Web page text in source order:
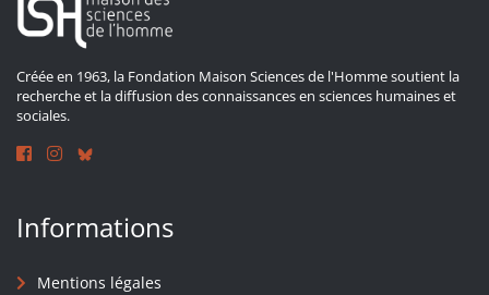
Créée en 1963, la Fondation Maison Sciences de l'Homme soutient la
recherche et la diffusion des connaissances en sciences humaines et
sociales.
Informations
Mentions légales